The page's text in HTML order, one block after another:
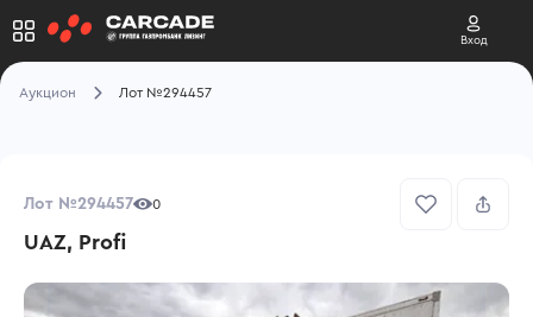
Вход
Аукцион Лот №294457
Лот №294457 0
UAZ, Profi